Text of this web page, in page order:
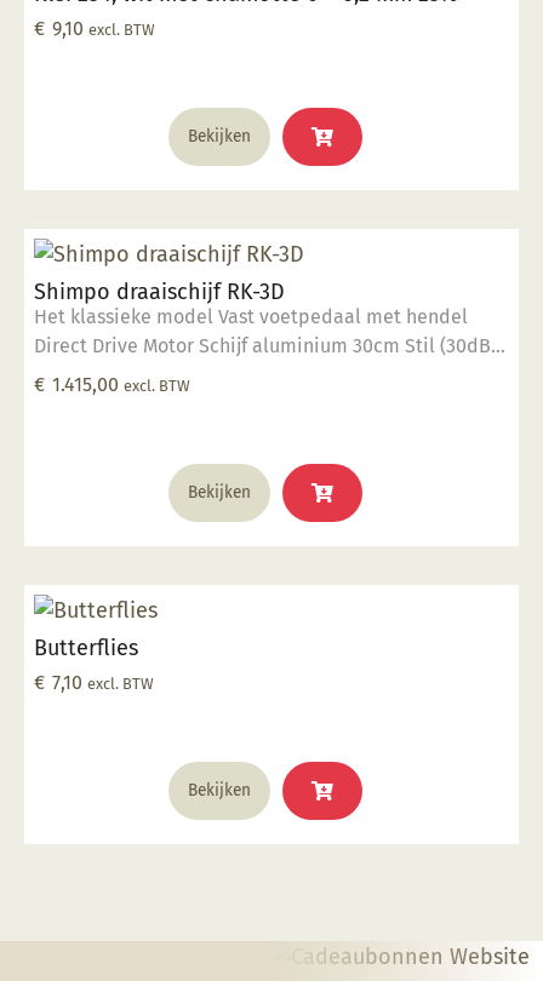
€ 9,10 excl. BTW
Bekijken
Shimpo draaischijf RK-3D
Het klassieke model Vast voetpedaal met hendel
Direct Drive Motor Schijf aluminium 30cm Stil (30dB)
400 Watt vermogen 40 kg draaigewicht Op dit
€ 1.415,00 excl. BTW
Bekijken
Butterflies
€ 7,10 excl. BTW
Bekijken